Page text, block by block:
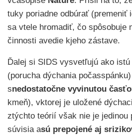
tuky poriadne odbúrať (premeniť
sa vtele hromadiť, čo spôsobuje
činnosti avedie kjeho zástave.
Ďalej si SIDS vysvetľujú ako istú
(porucha dýchania
snedostatočne vyvinutou
kmeň), vktorej je uložené
ztýchto teórií však nie je jedinou
súvisia asú prepojené aj